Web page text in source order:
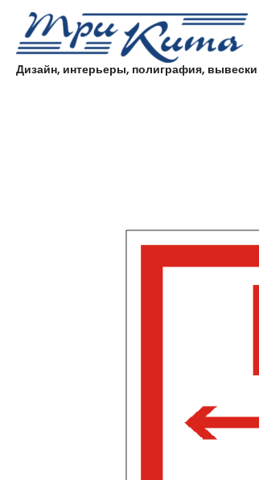
Дизайн, интерьеры, полиграфия, вывески